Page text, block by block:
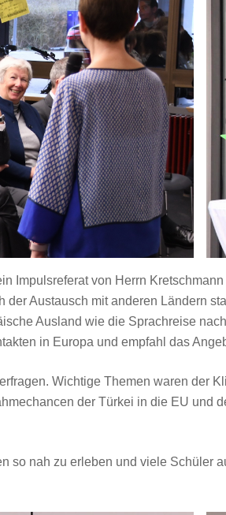
Impulsreferat von Herrn
Austausch mit anderen Ländern
Ausland wie die Sprachreise
in Europa und empfahl das
Wichtige Themen waren der
der Türkei in die EU und
so nah zu erleben und viele Schüler